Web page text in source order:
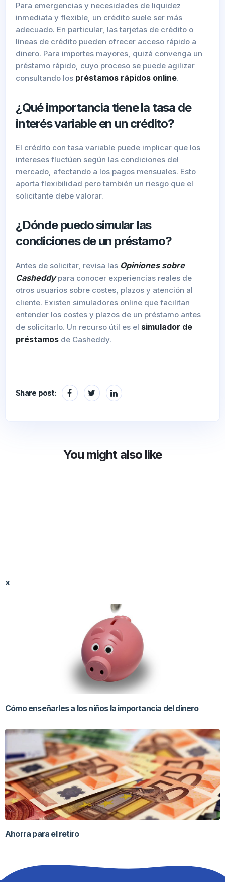
Para emergencias y necesidades de liquidez
inmediata y flexible, un crédito suele ser más
adecuado. En particular, las tarjetas de crédito o
líneas de crédito pueden ofrecer acceso rápido a
dinero. Para importes mayores, quizá convenga un
préstamo rápido, cuyo proceso se puede agilizar
consultando los préstamos rápidos online.
¿Qué importancia tiene la tasa de
interés variable en un crédito?
El crédito con tasa variable puede implicar que los
intereses fluctúen según las condiciones del
mercado, afectando a los pagos mensuales. Esto
aporta flexibilidad pero también un riesgo que el
solicitante debe valorar.
¿Dónde puedo simular las
condiciones de un préstamo?
Antes de solicitar, revisa las Opiniones sobre
Casheddypara conocer experiencias reales de
otros usuarios sobre costes, plazos y atención al
cliente. Existen simuladores online que facilitan
entender los costes y plazos de un préstamo antes
de solicitarlo. Un recurso útil es el simulador de
préstamos de Casheddy.
Share post:
You might also like
x
Cómo enseñarles a los niños la importancia del dinero
Ahorra para el retiro